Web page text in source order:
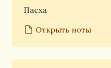
Пасха
Открыть ноты